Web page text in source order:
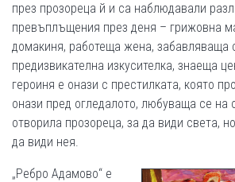
през прозореца й и са наблюдавали
превъплъщения през деня – грижовна
домакиня, работеща жена, забавляваща
предизвикателна изкусителка, знаеща
героиня е онази с престилката, която
онази пред огледалото, любуваща се на
отворила прозореца, за да види света,
да види нея.
„Ребро Адамово“ е